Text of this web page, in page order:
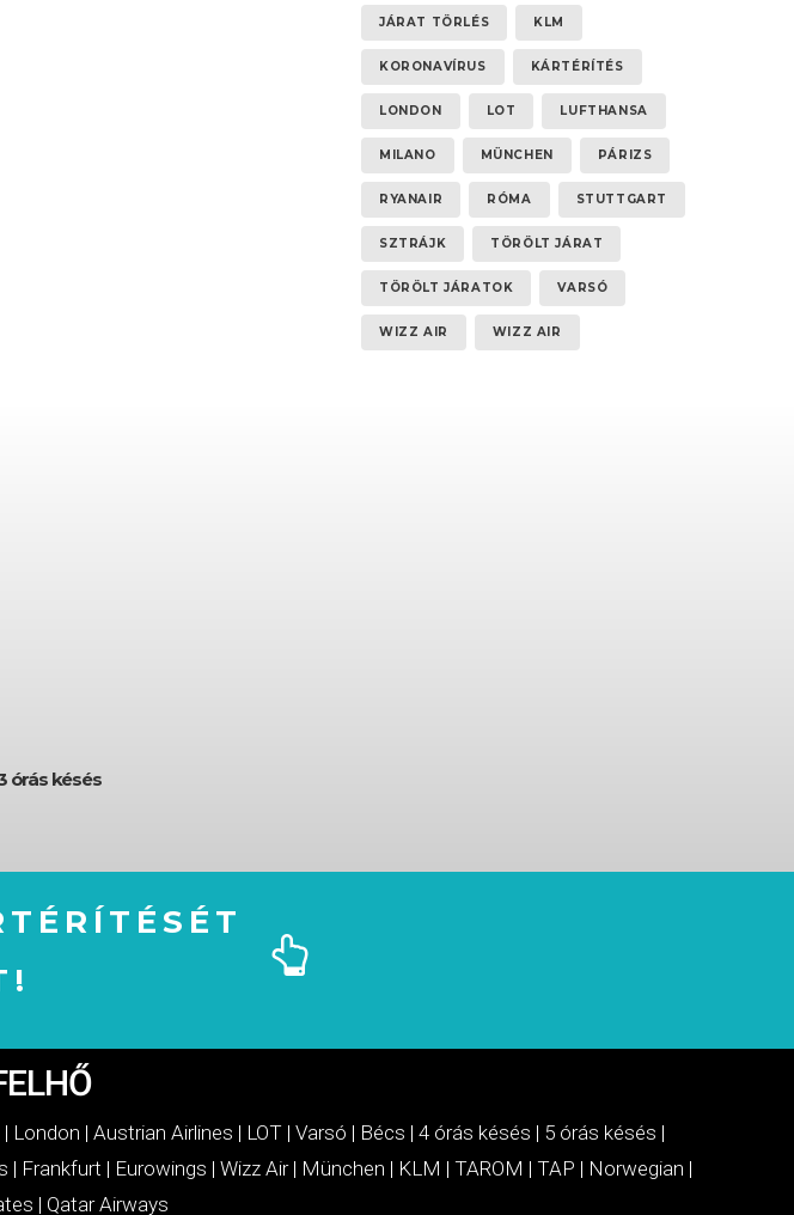
JÁRAT TÖRLÉS KLM
KORONAVÍRUS KÁRTÉRÍTÉS
LONDON LOT LUFTHANSA
MILANO MÜNCHEN PÁRIZS
RYANAIR RÓMA STUTTGART
SZTRÁJK TÖRÖLT JÁRAT
TÖRÖLT JÁRATOK VARSÓ
WIZZ AIR WIZZ AIR
órás késés
| London | Austrian Airlines | LOT | Varsó | Bécs | 4 órás késés | 5 órás késés |
| Frankfurt | Eurowings | Wizz Air| München | KLM | TAROM | TAP | Norwegian |
| Qatar Airways